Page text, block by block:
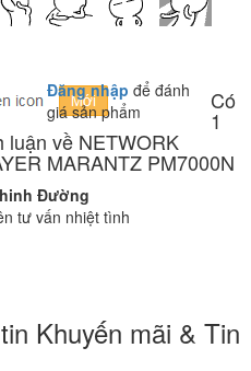
Đăng nhập để đánh
giá sản phẩm
Có
1
luận về NETWORK
MARANTZ PM7000N
Đường
tư vấn nhiệt tình
Khuyến mãi & Tin